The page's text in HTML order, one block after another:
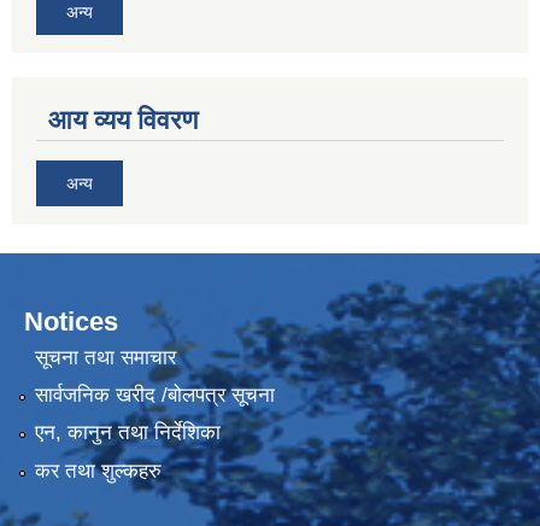
अन्य
आय व्यय विवरण
अन्य
Notices
सूचना तथा समाचार
सार्वजनिक खरीद /बोलपत्र सूचना
एन, कानुन तथा निर्देशिका
कर तथा शुल्कहरु